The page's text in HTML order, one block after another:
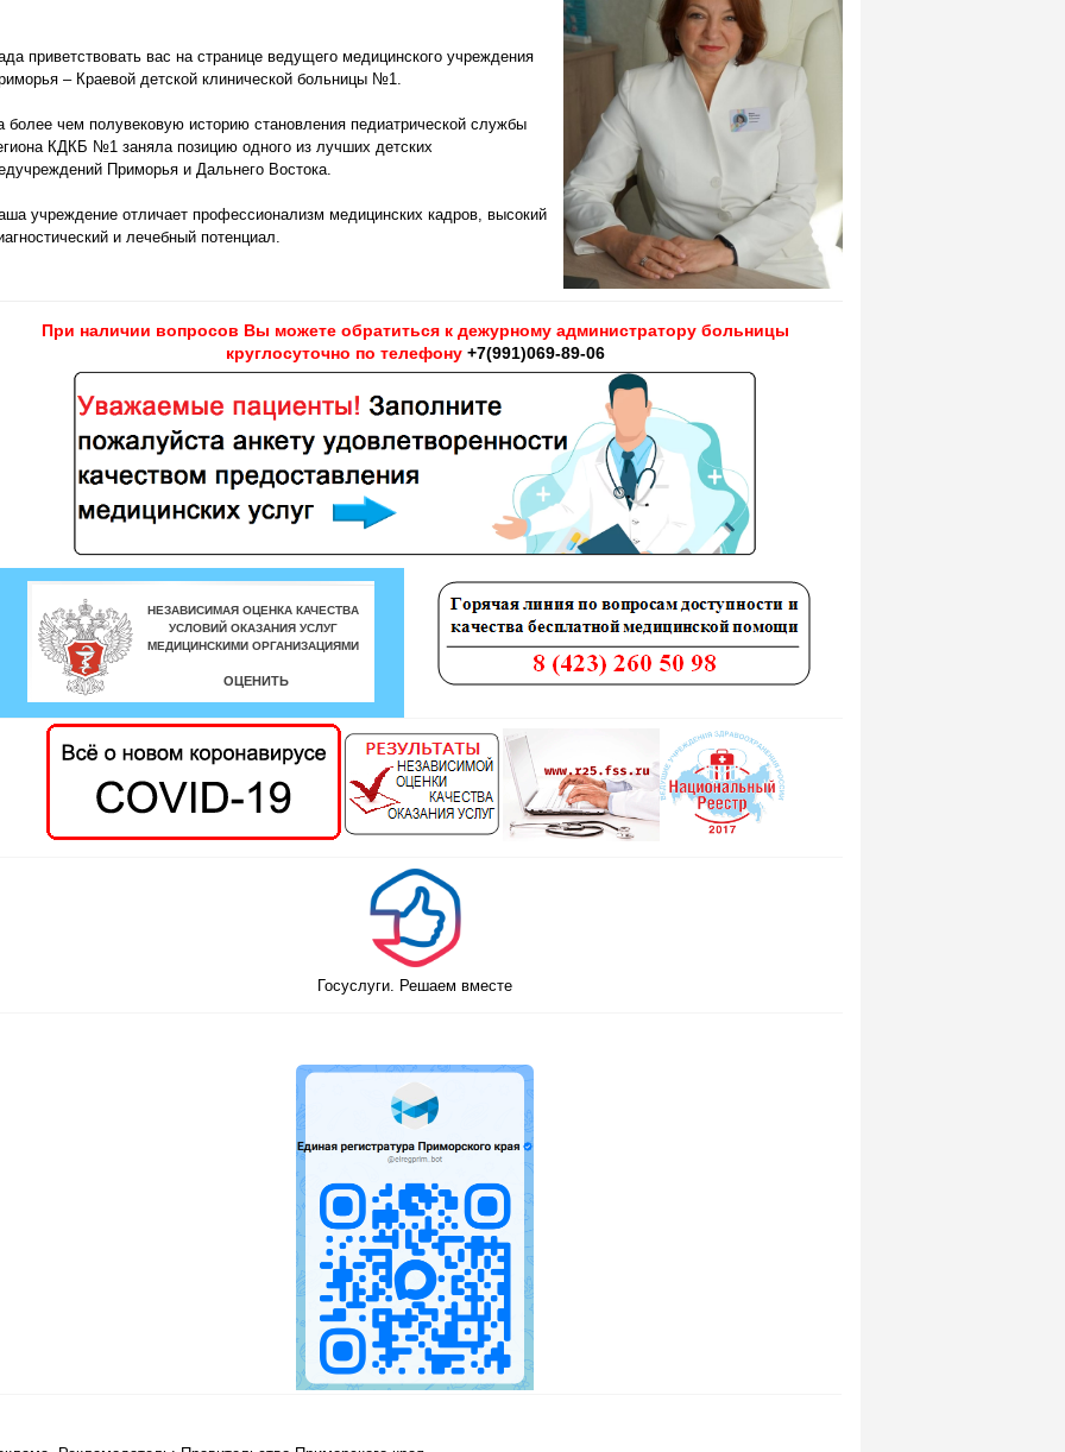
приветствовать вас на странице ведущего медицинского учреждения
– Краевой детской клинической больницы №1.
более чем полувековую историю становления педиатрической службы
КДКБ №1 заняла позицию одного из лучших детских
Приморья и Дальнего Востока.
учреждение отличает профессионализм медицинских кадров, высокий
и лечебный потенциал.
При наличии вопросов Вы можете обратиться к дежурному администратору больницы
круглосуточно по телефону+7(991)069-89-06
Госуслуги. Решаем вместе